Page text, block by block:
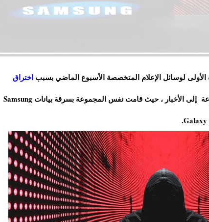
اختراق
والابتزاز.عادت الآن هذه المجموعة إلى الأخبار ، حيث قامت نفس المجموعة بسرقة بيانات Samsung